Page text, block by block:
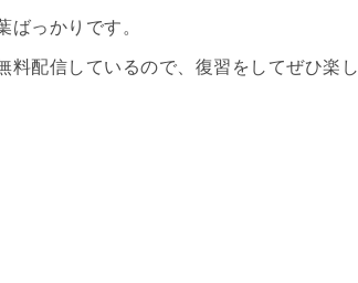
っかりです。
料配信しているので、復習をしてぜひ楽し